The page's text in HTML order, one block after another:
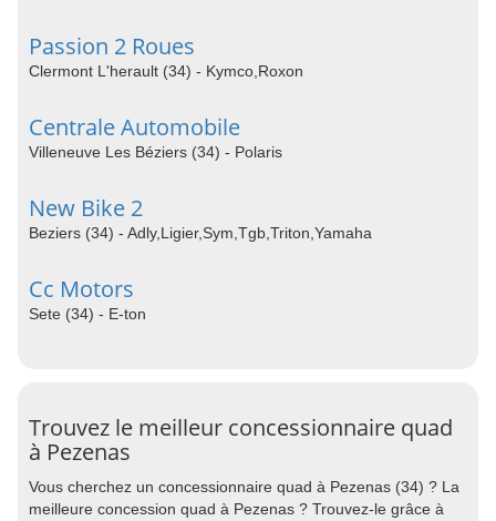
Passion 2 Roues
Clermont L'herault (34) - Kymco,Roxon
Centrale Automobile
Villeneuve Les Béziers (34) - Polaris
New Bike 2
Beziers (34) - Adly,Ligier,Sym,Tgb,Triton,Yamaha
Cc Motors
Sete (34) - E-ton
Trouvez le meilleur concessionnaire quad
à Pezenas
Vous cherchez un concessionnaire quad à Pezenas (34) ? La
meilleure concession quad à Pezenas ? Trouvez-le grâce à